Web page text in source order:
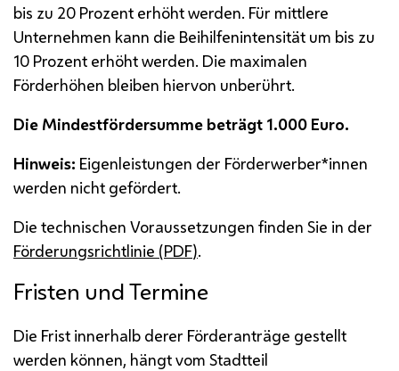
bis zu 20 Prozent erhöht werden. Für mittlere
Unternehmen kann die Beihilfenintensität um bis zu
10 Prozent erhöht werden. Die maximalen
Förderhöhen bleiben hiervon unberührt.
Die Mindestfördersumme beträgt 1.000 Euro.
Hinweis: Eigenleistungen der Förderwerber*innen
werden nicht gefördert.
Die technischen Voraussetzungen finden Sie in der
Förderungsrichtlinie (PDF).
Fristen und Termine
Die Frist innerhalb derer Förderanträge gestellt
werden können, hängt vom Stadtteil